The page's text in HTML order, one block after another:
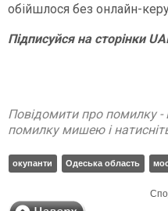
обійшлося без онлайн-
Підписуйся на сторінки
Повідомити про помилку -
помилку мишею і
окупанти Одеська область